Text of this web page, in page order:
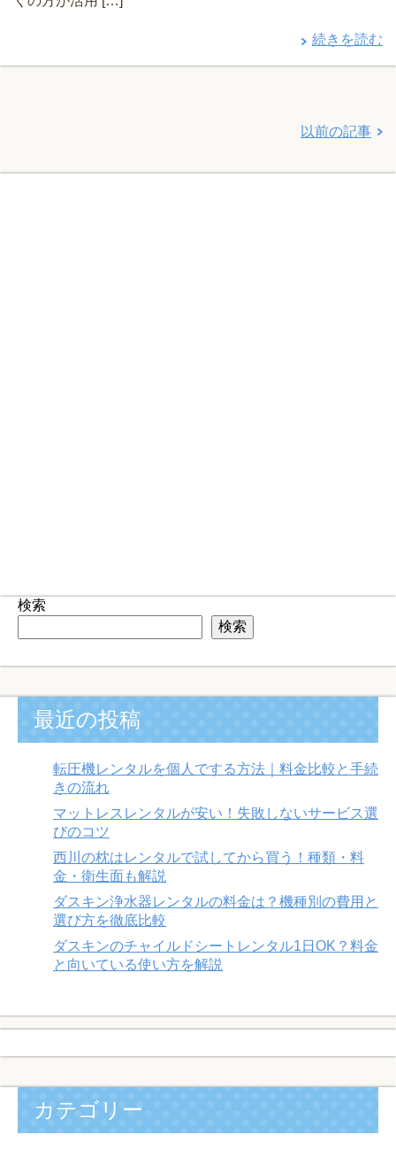
続きを読む
以前の記事
検索
検索
最近の投稿
転圧機レンタルを個人でする方法｜料金比較と手続
きの流れ
マットレスレンタルが安い！失敗しないサービス選
びのコツ
西川の枕はレンタルで試してから買う！種類・料
金・衛生面も解説
ダスキン浄水器レンタルの料金は？機種別の費用と
選び方を徹底比較
ダスキンのチャイルドシートレンタル1日OK？料金
と向いている使い方を解説
カテゴリー